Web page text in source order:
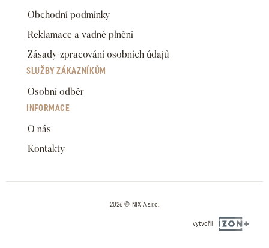
Obchodní podmínky
Reklamace a vadné plnění
Zásady zpracování osobních údajů
SLUŽBY ZÁKAZNÍKŮM
Osobní odběr
INFORMACE
O nás
Kontakty
2026 © NIXTA s.r.o.
vytvořil